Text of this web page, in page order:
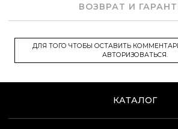
ВОЗВРАТ И
ДЛЯ ТОГО ЧТОБЫ ОСТАВИТЬ
АВТОРИЗОВАТЬСЯ.
КАТАЛОГ